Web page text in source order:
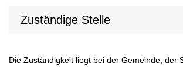
Zuständige Stelle
Die Zuständigkeit liegt bei der Gemeinde, der